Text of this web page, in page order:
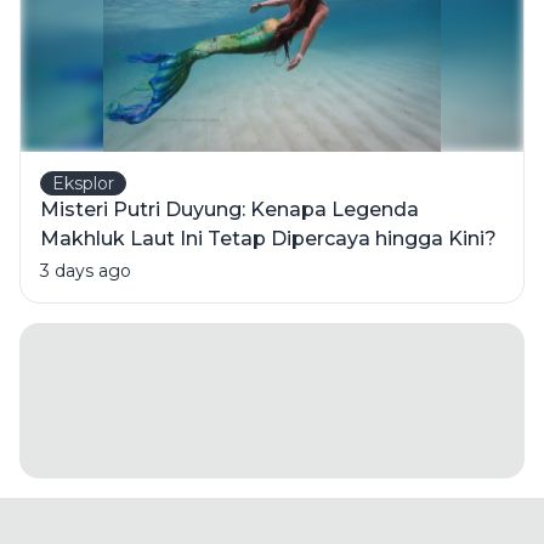
Eksplor
Misteri Putri Duyung: Kenapa Legenda
Makhluk Laut Ini Tetap Dipercaya hingga Kini?
3 days ago